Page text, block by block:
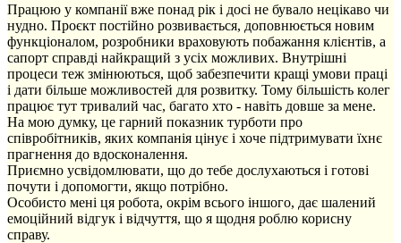
Працюю у компанії вже понад рік і досі не бувало нецікаво чи
нудно. Проєкт постійно розвивається, доповнюється новим
функціоналом, розробники враховують побажання клієнтів, а
сапорт справді найкращий з усіх можливих. Внутрішні
процеси теж змінюються, щоб забезпечити кращі умови праці
і дати більше можливостей для розвитку. Тому більшість колег
працює тут тривалий час, багато хто - навіть довше за мене.
На мою думку, це гарний показник турботи про
співробітників, яких компанія цінує і хоче підтримувати їхнє
прагнення до вдосконалення.
Приємно усвідомлювати, що до тебе дослухаються і готові
почути і допомогти, якщо потрібно.
Особисто мені ця робота, окрім всього іншого, дає шалений
емоційний відгук і відчуття, що я щодня роблю корисну
справу.